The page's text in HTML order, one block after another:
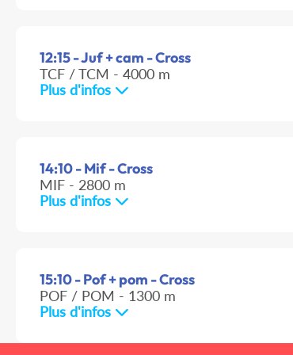
12:15 - Juf + cam - Cross
TCF / TCM - 4000 m
Plus d'infos
14:10 - Mif - Cross
MIF - 2800 m
Plus d'infos
15:10 - Pof + pom - Cross
POF / POM - 1300 m
Plus d'infos